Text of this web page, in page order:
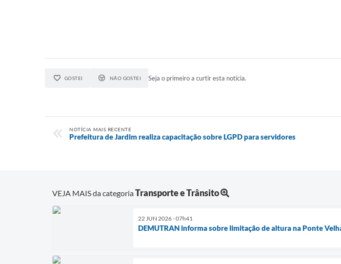
GOSTEI NÃO GOSTEI Seja o primeiro a curtir esta notícia.
NOTÍCIA MAIS RECENTE
Prefeitura de Jardim realiza capacitação sobre LGPD para servidores
VEJA MAIS da categoriaTransporte e Trânsito
22 JUN 2026 - 07h41
DEMUTRAN informa sobre limitação de altura na Ponte